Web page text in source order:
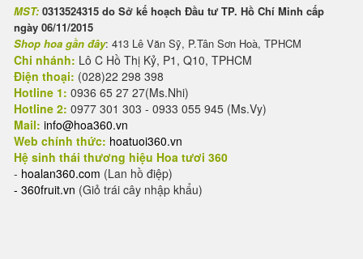
MST: 0313524315 do Sở kế hoạch Đầu tư TP. Hồ Chí Minh cấp
ngày 06/11/2015
Shop hoa gần đây: 413 Lê Văn Sỹ, P.Tân Sơn Hoà, TPHCM
Chi nhánh: Lô C Hồ Thị Kỷ, P1, Q10, TPHCM
Điện thoại: (028)22 298 398
Hotline 1: 0936 65 27 27(Ms.Nhi)
Hotline 2: 0977 301 303 - 0933 055 945 (Ms.Vy)
Mail: info@hoa360.vn
Web chính thức: hoatuoi360.vn
Hệ sinh thái thương hiệu Hoa tươi 360
- hoalan360.com (Lan hồ điệp)
- 360fruit.vn (Giỏ trái cây nhập khẩu)